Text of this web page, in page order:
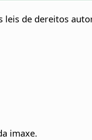
leis de dereitos
imaxe.